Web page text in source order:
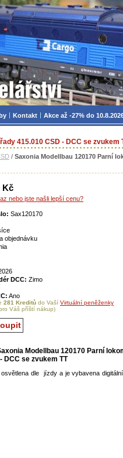
415.010 CSD - DCC se zvukem
/ Saxonia Modellbau 120170 Parní
Kč
nebo jste našli lepší cenu?
Sax120170
objednávku
DCC: Zimo
Ano
281 Kreditů do Vaší Virtuální peněženky
Váš příští nákup)
Modellbau 120170 Parní
DCC se zvukem TT
dle jízdy a je vybavena
TT, H0, mašinky
Kontakt Akce až -27% do